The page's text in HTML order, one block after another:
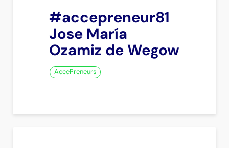
#accepreneur81
Jose María
Ozamiz de Wegow
AccePreneurs